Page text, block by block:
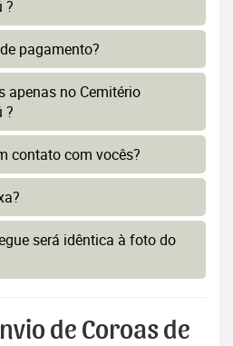
?
pagamento?
apenas no Cemitério
?
contato com vocês?
será idêntica à foto do
de Coroas de